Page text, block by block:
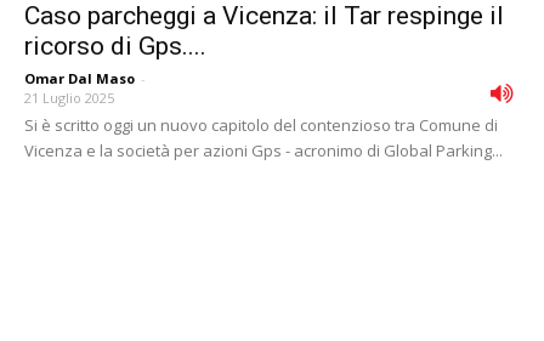
Caso parcheggi a Vicenza: il Tar respinge il
ricorso di Gps....
Omar Dal Maso -
21 Luglio 2025
Si è scritto oggi un nuovo capitolo del contenzioso tra Comune di
Vicenza e la società per azioni Gps - acronimo di Global Parking...